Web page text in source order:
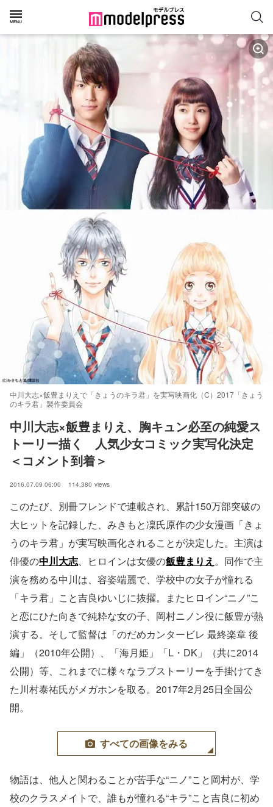
中川大志×飯豊まりえで「きょうのキラ君」を実写映画化（C）2017「きょう
のキラ君」製作委員会
中川大志×飯豊まりえ、胸キュン必至の純愛ス
トーリー描く　人気少女コミック実写化決定
＜コメント到着＞
2016.07.09 06:00 114,380 views
このたび、別冊フレンドで連載され、累計150万部突破の
大ヒットを記録した、みきもと凜氏原作の少女漫画「きょ
うのキラ君」が実写映画化されることが決定した。主演は
俳優の中川大志、ヒロインは女優の飯豊まりえ 。同作で主
演を務める中川は、容姿端麗で、学校中の女子が憧れる
「キラ君」こと吉良ゆいじに抜擢。またヒロイン“ニノ”こ
と恋にひた向きで純粋な女の子、岡村ニノン役に飯豊が熱
演する。そして監督は「のだめカンタービレ 最終楽章 後
編」（2010年公開）、「海月姫」「L・DK」（共に2014
公開）等、これまでに様々なラブストーリーを手掛けてき
た川村泰祐氏がメガホンを取る。2017年2月25日全国公
開。
すべての画像をみる
物語は、他人と関わることが苦手な“ニノ”こと岡村が、学
校のクラスメイトで、誰もが憧れる“キラ”こと吉良に初め